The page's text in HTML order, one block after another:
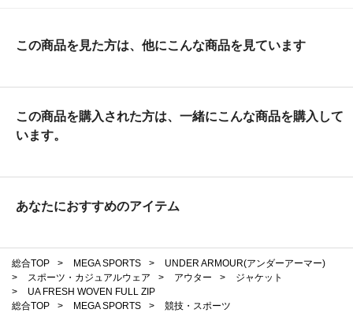
この商品を見た方は、他にこんな商品を見ています
この商品を購入された方は、一緒にこんな商品を購入して
います。
あなたにおすすめのアイテム
総合TOP > MEGA SPORTS >
UNDER ARMOUR(アンダーアーマー)
>
スポーツ・カジュアルウェア > アウター >
ジャケット
>
UA FRESH WOVEN FULL ZIP
総合TOP
> MEGA SPORTS >
競技・スポーツ